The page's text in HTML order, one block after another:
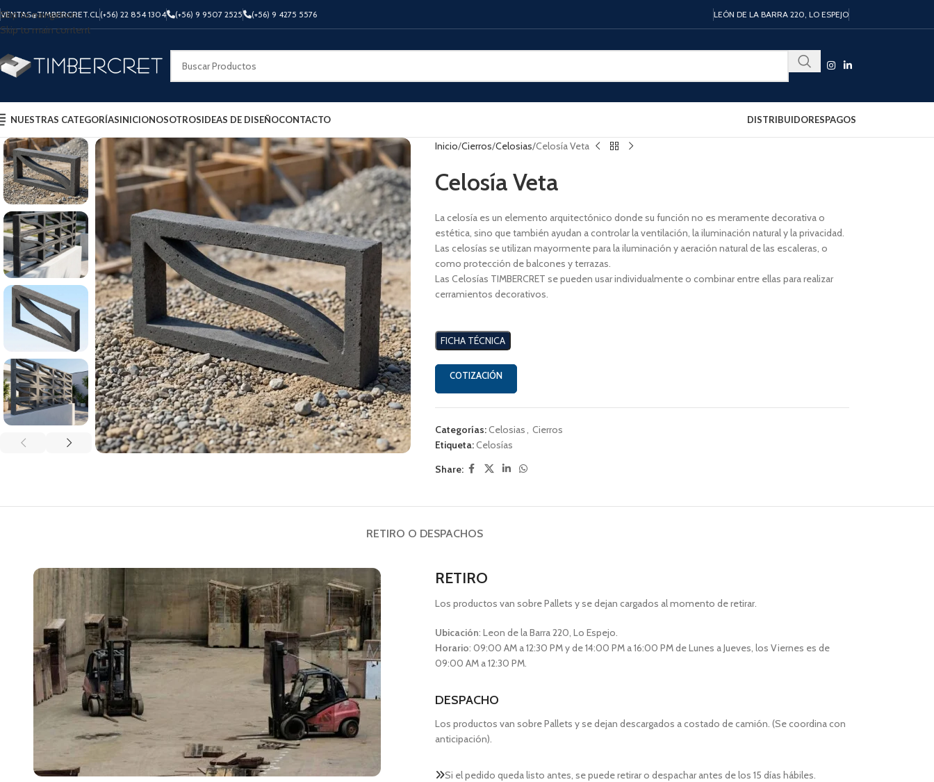
Skip to navigation
Skip to main content
VENTAS@TIMBERCRET.CL (+56) 22 854 1304 (+56) 9 9507 2525 (+56) 9 4275 5576 LEÓN DE LA BARRA 220, LO ESPEJO
NUESTRAS CATEGORÍASINICIONOSOTROSIDEAS DE DISEÑOCONTACTO DISTRIBUIDORESPAGOS
Inicio Cierros Celosias Celosía Veta
Celosía Veta
La celosía es un elemento arquitectónico donde su función no es meramente decorativa o
estética, sino que también ayudan a controlar la ventilación, la iluminación natural y la privacidad.
Las celosías se utilizan mayormente para la iluminación y aeración natural de las escaleras, o
como protección de balcones y terrazas.
Las Celosías TIMBERCRET se pueden usar individualmente o combinar entre ellas para realizar
cerramientos decorativos.
FICHA TÉCNICA
COTIZACIÓN
Categorías:Celosias, Cierros
Etiqueta:Celosías
Share:
RETIRO O DESPACHOS
RETIRO
Los productos van sobre Pallets y se dejan cargados al momento de retirar.
Ubicación: Leon de la Barra 220, Lo Espejo.
Horario: 09:00 AM a 12:30 PM y de 14:00 PM a 16:00 PM de Lunes a Jueves, los Viernes es de
09:00 AM a 12:30 PM.
DESPACHO
Los productos van sobre Pallets y se dejan descargados a costado de camión. (Se coordina con
anticipación).
Si el pedido queda listo antes, se puede retirar o despachar antes de los 15 días hábiles.